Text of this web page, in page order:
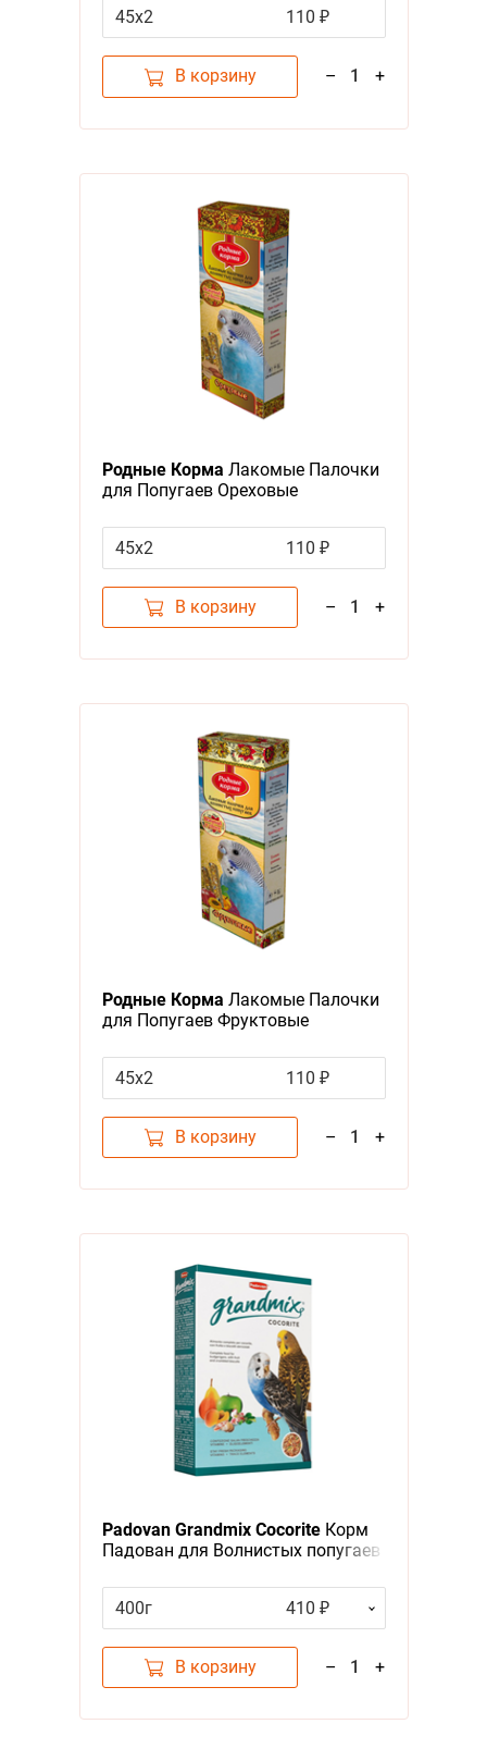
45х2 110 ₽
В корзину – 1 +
Родные Корма Лакомые Палочки
для Попугаев Ореховые
45х2 110 ₽
В корзину – 1 +
Родные Корма Лакомые Палочки
для Попугаев Фруктовые
45х2 110 ₽
В корзину – 1 +
Padovan Grandmix CocoriteКорм
Падован для Волнистых попугаев
400г
410 ₽
В корзину – 1 +